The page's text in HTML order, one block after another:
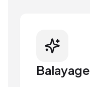
Balayage